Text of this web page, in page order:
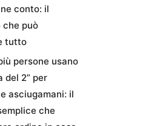
conto: il
può
tutto
persone usano
del 2” per
asciugamani: il
che